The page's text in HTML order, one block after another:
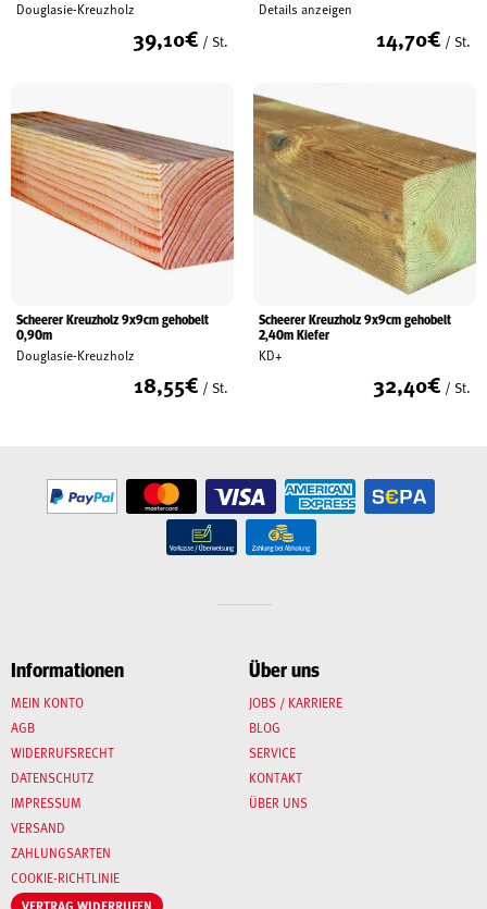
Douglasie-Kreuzholz
39,10€ / St.
Details anzeigen
14,70€ / St.
Scheerer Kreuzholz 9x9cm gehobelt
0,90m
Douglasie-Kreuzholz
18,55€ / St.
Scheerer Kreuzholz 9x9cm gehobelt
2,40m Kiefer
KD+
32,40€ / St.
Informationen
MEIN KONTO
AGB
WIDERRUFSRECHT
DATENSCHUTZ
IMPRESSUM
VERSAND
ZAHLUNGSARTEN
COOKIE-RICHTLINIE
Über uns
JOBS / KARRIERE
BLOG
SERVICE
KONTAKT
ÜBER UNS